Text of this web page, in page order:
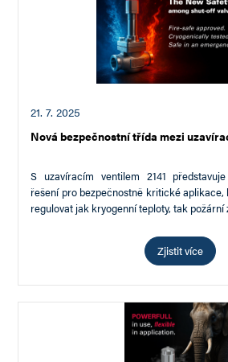
21. 7. 2025
Nová bezpečnostní třída mezi
S uzavíracím ventilem 2141
řešení pro bezpečnostně kritické
regulovat jak kryogenní teploty, tak požární
Zjistit více